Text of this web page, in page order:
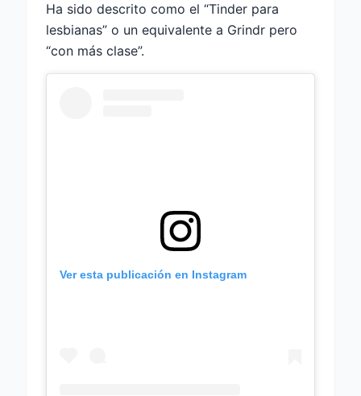
Ha sido descrito como el “Tinder para
lesbianas” o un equivalente a Grindr pero
“con más clase”.
Ver esta publicación en Instagram